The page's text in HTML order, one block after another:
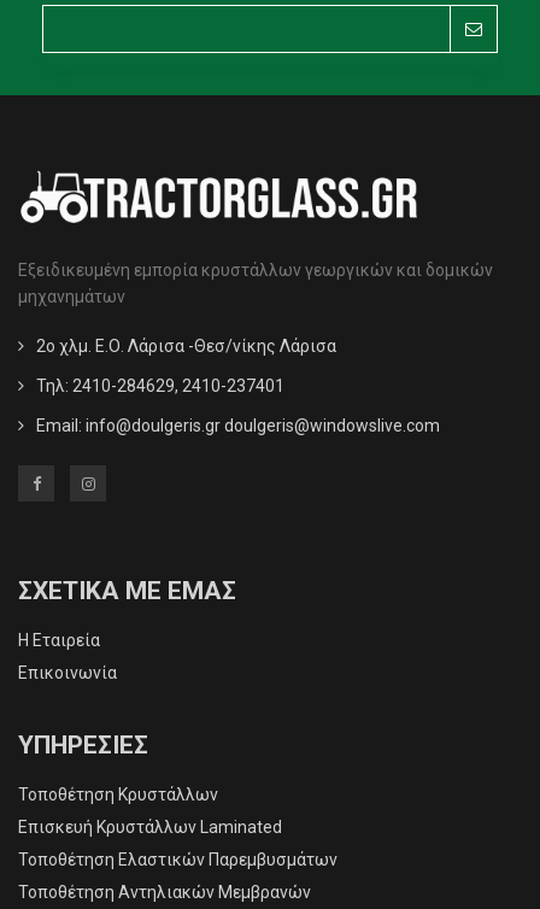
Εξειδικευμένη εμπορία κρυστάλλων γεωργικών και δομικών
μηχανημάτων
2ο χλμ. Ε.Ο. Λάρισα -Θεσ/νίκης Λάρισα
Τηλ: 2410-284629, 2410-237401
Email: info@doulgeris.gr doulgeris@windowslive.com
ΣΧΕΤΙΚΑ ΜΕ ΕΜΑΣ
Η Εταιρεία
Επικοινωνία
ΥΠΗΡΕΣΙΕΣ
Τοποθέτηση Κρυστάλλων
Επισκευή Κρυστάλλων Laminated
Τοποθέτηση Ελαστικών Παρεμβυσμάτων
Τοποθέτηση Αντηλιακών Μεμβρανών